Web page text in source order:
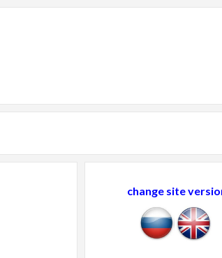
change site